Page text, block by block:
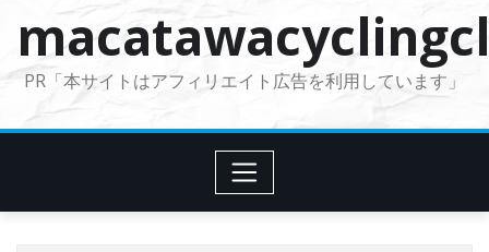
PR「本サイトはアフィリエイト広告を利用しています」